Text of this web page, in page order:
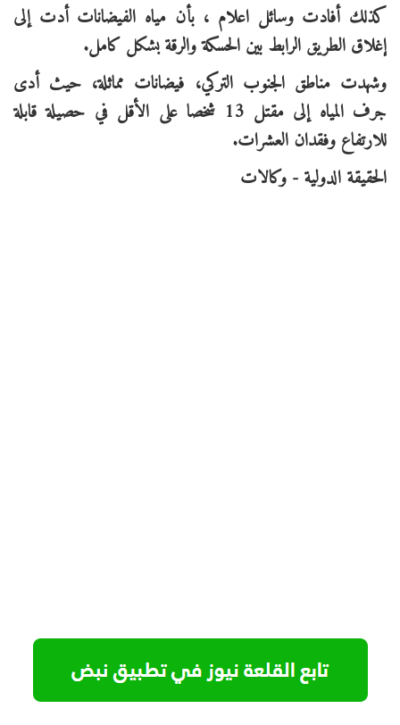
كذلك أفادت وسائل اعلام ، بأن مياه الفيضانات أدت إلى
إغلاق الطريق الرابط بين الحسكة والرقة بشكل كامل.
وشهدت مناطق الجنوب التركي، فيضانات مماثلة، حيث أدى
جرف المياه إلى مقتل 13 شخصا على الأقل في حصيلة قابلة
للارتفاع وفقدان العشرات.
الحقيقة الدولية - وكالات